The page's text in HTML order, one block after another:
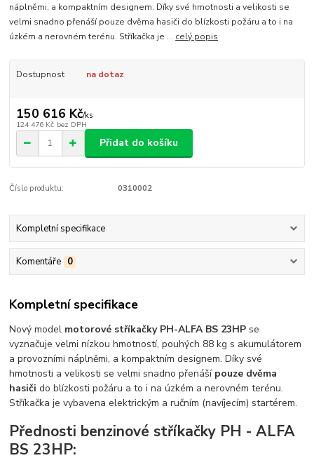
náplněmi, a kompaktním designem. Díky své hmotnosti a velikosti se
velmi snadno přenáší pouze dvěma hasiči do blízkosti požáru a to i na
úzkém a nerovném terénu. Stříkačka je ... celý popis
Dostupnost na dotaz
150 616 Kč/ks
124 476 Kč bez DPH
Přidat do košíku
Číslo produktu: 0310002
Kompletní specifikace
Komentáře 0
Kompletní specifikace
Nový model motorové stříkačky PH-ALFA BS 23HP se
vyznačuje velmi nízkou hmotností, pouhých 88 kg s akumulátorem
a provozními náplněmi, a kompaktním designem. Díky své
hmotnosti a velikosti se velmi snadno přenáší pouze dvěma
hasiči do blízkosti požáru a to i na úzkém a nerovném terénu.
Stříkačka je vybavena elektrickým a ručním (navíjecím) startérem.
Přednosti benzinové stříkačky PH - ALFA
BS 23HP: